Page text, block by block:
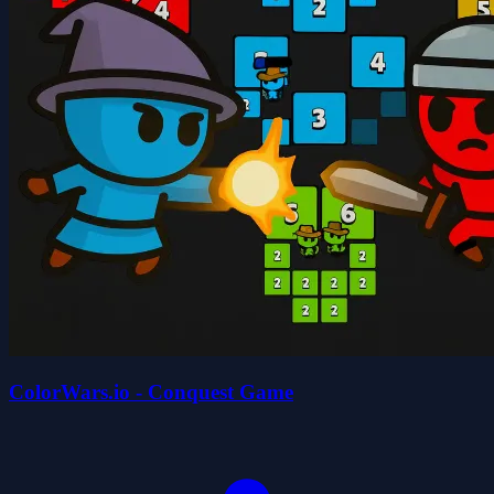
ColorWars.io - Conquest Game